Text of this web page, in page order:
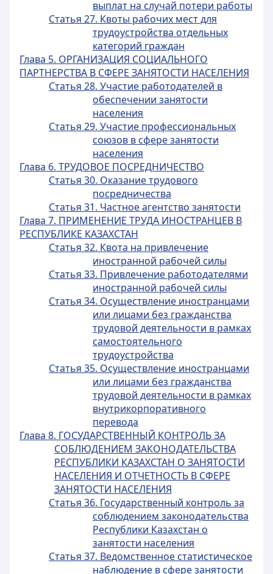
выплат на случай потери работы
Статья 27. Квоты рабочих мест для
трудоустройства отдельных
категорий граждан
Глава 5. ОРГАНИЗАЦИЯ СОЦИАЛЬНОГО
ПАРТНЕРСТВА В СФЕРЕ ЗАНЯТОСТИ НАСЕЛЕНИЯ
Статья 28. Участие работодателей в
обеспечении занятости
населения
Статья 29. Участие профессиональных
союзов в сфере занятости
населения
Глава 6. ТРУДОВОЕ ПОСРЕДНИЧЕСТВО
Статья 30. Оказание трудового
посредничества
Статья 31. Частное агентство занятости
Глава 7. ПРИМЕНЕНИЕ ТРУДА ИНОСТРАНЦЕВ В
РЕСПУБЛИКЕ КАЗАХСТАН
Статья 32. Квота на привлечение
иностранной рабочей силы
Статья 33. Привлечение работодателями
иностранной рабочей силы
Статья 34. Осуществление иностранцами
или лицами без гражданства
трудовой деятельности в рамках
самостоятельного
трудоустройства
Статья 35. Осуществление иностранцами
или лицами без гражданства
трудовой деятельности в рамках
внутрикорпоративного
перевода
Глава 8. ГОСУДАРСТВЕННЫЙ КОНТРОЛЬ ЗА
СОБЛЮДЕНИЕМ ЗАКОНОДАТЕЛЬСТВА
РЕСПУБЛИКИ КАЗАХСТАН О ЗАНЯТОСТИ
НАСЕЛЕНИЯ И ОТЧЕТНОСТЬ В СФЕРЕ
ЗАНЯТОСТИ НАСЕЛЕНИЯ
Статья 36. Государственный контроль за
соблюдением законодательства
Республики Казахстан о
занятости населения
Статья 37. Ведомственное статистическое
наблюдение в сфере занятости